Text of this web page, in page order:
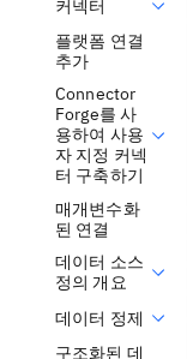
커넥터
플랫폼 연결
추가
Connector
Forge를 사
용하여 사용
자 지정 커넥
터 구축하기
매개변수화
된 연결
데이터 소스
정의 개요
데이터 정제
구조화된 데